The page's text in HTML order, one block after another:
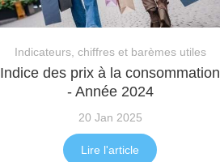
Indicateurs, chiffres et barèmes utiles
Indice des prix à la consommation
- Année 2024
20 Jan 2025
Lire l'article